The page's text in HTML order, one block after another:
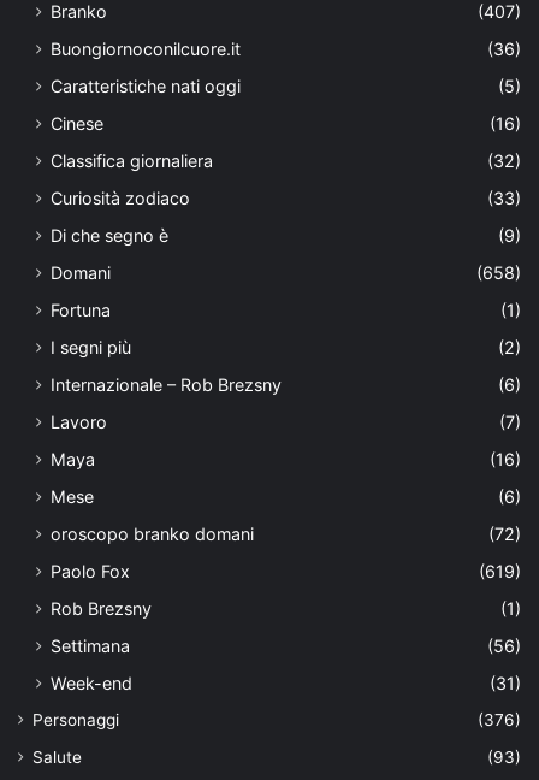
Branko
(407)
Buongiornoconilcuore.it
(36)
Caratteristiche nati oggi
(5)
Cinese
(16)
Classifica giornaliera
(32)
Curiosità zodiaco
(33)
Di che segno è
(9)
Domani
(658)
Fortuna
(1)
I segni più
(2)
Internazionale – Rob Brezsny
(6)
Lavoro
(7)
Maya
(16)
Mese
(6)
oroscopo branko domani
(72)
Paolo Fox
(619)
Rob Brezsny
(1)
Settimana
(56)
Week-end
(31)
Personaggi
(376)
Salute
(93)